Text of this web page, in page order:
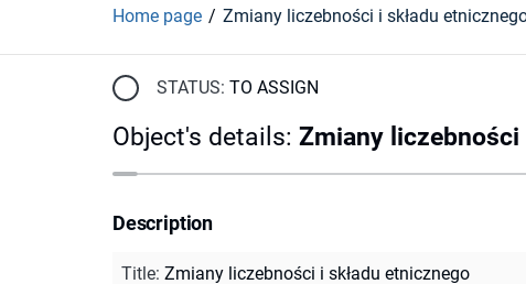
Home page
STATUS: TO ASSIGN
Object's details: Zmiany liczebności
Description
Title: Zmiany liczebności i składu etnicznego